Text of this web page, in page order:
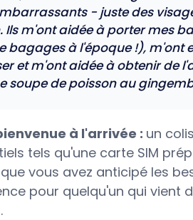
- juste des
Ils m'ont aidée à porter mes
bagages à l'époque !), m'ont
et m'ont aidée à obtenir de
soupe de poisson au
à l'arrivée : un
tels qu'une carte SIM
vous avez anticipé les
pour quelqu'un qui vient